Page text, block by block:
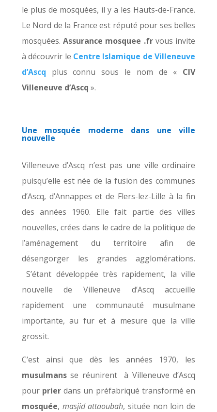
le plus de mosquées, il y a les Hauts-de-France.
Le Nord de la France est réputé pour ses belles
mosquées.Assurance mosquee .frvous invite
à découvrir le Centre Islamique de Villeneuve
d’Ascq plus connu sous le nom de « CIV
Villeneuve d’Ascq ».
Une mosquée moderne dans une ville
nouvelle
Villeneuve d’Ascq n’est pas une ville ordinaire
puisqu’elle est née de la fusion des communes
d’Ascq, d’Annappes et de Flers-lez-Lille à la fin
des années 1960. Elle fait partie des villes
nouvelles, crées dans le cadre de la politique de
l’aménagement du territoire afin de
désengorger les grandes agglomérations.
S’étant développée très rapidement, la ville
nouvelle de Villeneuve d’Ascq accueille
rapidement une communauté musulmane
importante, au fur et à mesure que la ville
grossit.
C’est ainsi que dès les années 1970, les
musulmansse réunirent à Villeneuve d’Ascq
pour prier dans un préfabriqué transformé en
mosquée, masjid attaoubah, située non loin de